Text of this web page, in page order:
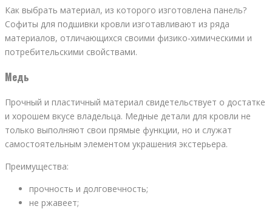
Как выбрать материал, из которого изготовлена панель?
Софиты для подшивки кровли изготавливают из ряда
материалов, отличающихся своими физико-химическими и
потребительскими свойствами.
Медь
Прочный и пластичный материал свидетельствует о достатке
и хорошем вкусе владельца. Медные детали для кровли не
только выполняют свои прямые функции, но и служат
самостоятельным элементом украшения экстерьера.
Преимущества:
прочность и долговечность;
не ржавеет;